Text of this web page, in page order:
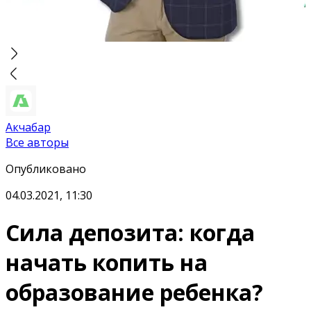
Акчабар
Все авторы
Опубликовано
04.03.2021, 11:30
Сила депозита: когда
начать копить на
образование ребенка?